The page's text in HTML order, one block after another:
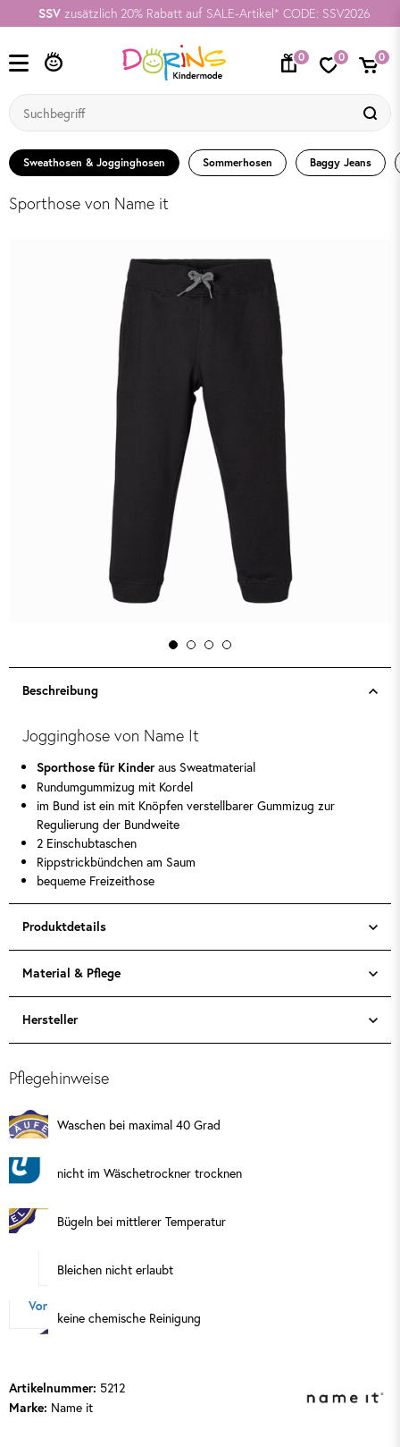
SSV zusätzlich 20% Rabatt auf SALE-Artikel* CODE: SSV2026
0 0 0
Sweathosen & Jogginghosen Sommerhosen Baggy Jeans
Sporthose von Name it
Beschreibung
Produktdetails
Material & Pflege
Hersteller
Jogginghose von Name It
Sporthose für Kinderaus Sweatmaterial
Rundumgummizug mit Kordel
im Bund ist ein mit Knöpfen verstellbarer Gummizug zur
Regulierung der Bundweite
2 Einschubtaschen
Rippstrickbündchen am Saum
bequeme Freizeithose
Pflegehinweise
Waschen bei maximal 40 Grad
nicht im Wäschetrockner trocknen
Bügeln bei mittlerer Temperatur
Bleichen nicht erlaubt
keine chemische Reinigung
Artikelnummer: 5212
Marke: Name it